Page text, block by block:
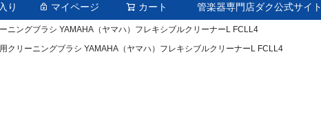
り マイページ カート 管楽器専門店ダク公式サイト
検索
ニングブラシ YAMAHA（ヤマハ）フレキシブルクリーナーL FCLL4
クリーニングブラシ YAMAHA（ヤマハ）フレキシブルクリーナーL FCLL4